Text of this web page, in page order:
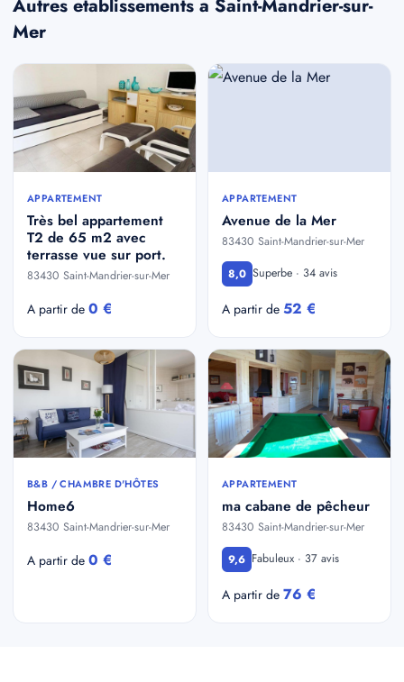
Autres etablissements a Saint-Mandrier-sur-
Mer
APPARTEMENT
Très bel appartement
T2 de 65 m2 avec
terrasse vue sur port.
83430 Saint-Mandrier-sur-Mer
A partir de 0 €
APPARTEMENT
Avenue de la Mer
83430 Saint-Mandrier-sur-Mer
8,0 Superbe · 34 avis
A partir de 52 €
B&B / CHAMBRE D'HÔTES
Home6
83430 Saint-Mandrier-sur-Mer
A partir de 0 €
APPARTEMENT
ma cabane de pêcheur
83430 Saint-Mandrier-sur-Mer
9,6 Fabuleux · 37 avis
A partir de 76 €